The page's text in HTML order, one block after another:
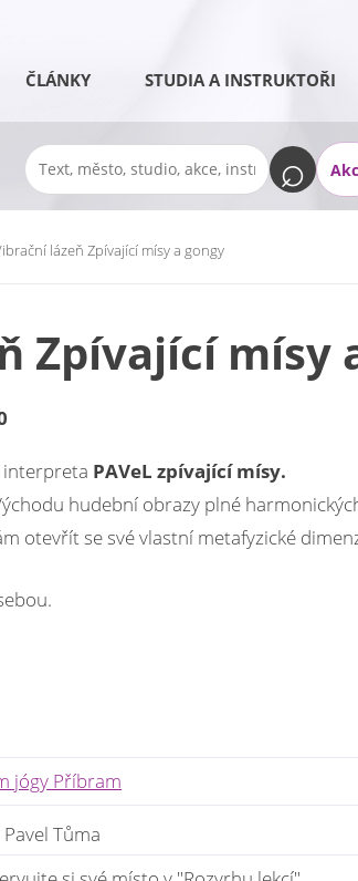
ČLÁNKY STUDIA A INSTRUKTOŘI
lázeň Zpívající mísy a gongy
Zpívající mísy
PAVeL zpívající mísy.
hudební obrazy plné
otevřít se své vlastní metafyzické
jógy Příbram
Pavel Tůma